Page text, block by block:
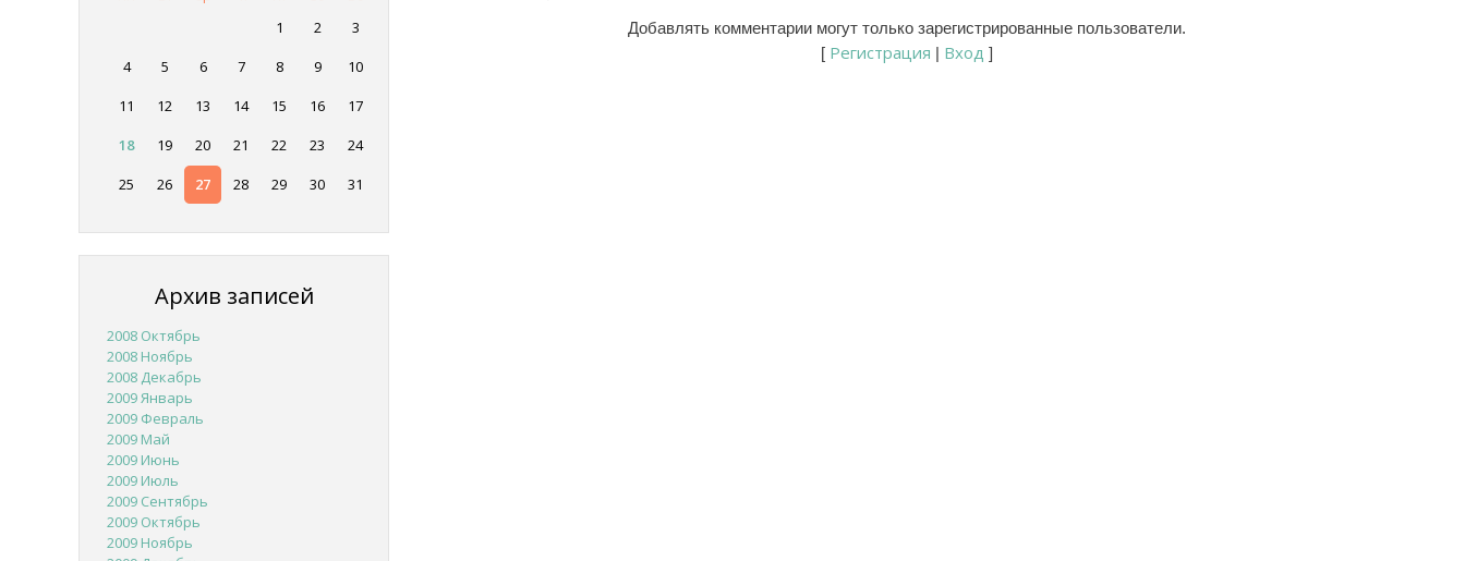
Добавлять комментарии могут только зарегистрированные пользователи.
[ Регистрация | Вход ]
1 2
3
4
5 6 7 8 9
10
11
12 13 14 15 16
17
18
19 20 21 22 23
24
25
26 27 28 29 30 31
Архив записей
2008 Октябрь
2008 Ноябрь
2008 Декабрь
2009 Январь
2009 Февраль
2009 Май
2009 Июнь
2009 Июль
2009 Сентябрь
2009 Октябрь
2009 Ноябрь